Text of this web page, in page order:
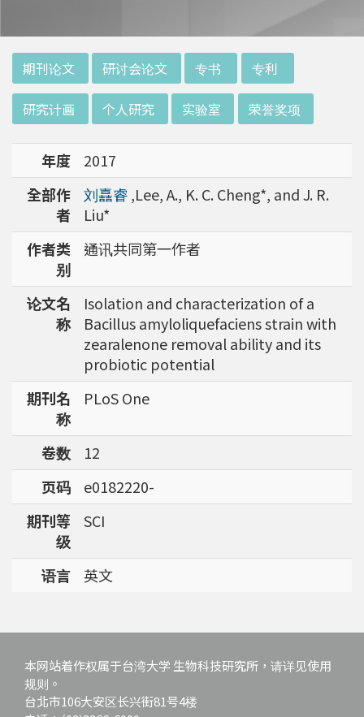
士班。其主要研究放射线及砷重金属对细胞和 D
NA 的伤害及细胞表型的改变。就读阳明大学博
士班时，选定研究长期暴露于低剂量辐射钢筋下
对人体的影响，并比较其他国家高剂量暴露下的
不同影响。在美国国家卫生研究院从事博士后研
究时，开始了以微阵列技术探讨致癌物质，如重
金属以及辐射线等对肿瘤细胞的影响，同时有效
率分析以及整合生物芯片所产出之大数据。蔡老
师于1996年回到台湾大学任教后，继续以生物
芯片搭配生物资讯等为工具，开发专一性生物指
标，应用于精准农业以及侦测癌细胞转移或复发
等在精准医疗上的应用。同时，蔡老师运用次世
代定序了解台湾乳癌病患中基因体中的变异以及
演化，试图了解癌症复发机制。同时透过次世代
定序解出台湾帝雉全基因体资讯。这样的讯息是
只能从基因组分析而无法从生态调查得知，在在
强调了解台湾特有物种基因资讯的重要性。
期刊论文 研讨会论文 专书 专利
研究计画 个人研究 实验室 荣誉奖项
年度
2017
全部作
者
刘嚞睿,Lee, A., K. C. Cheng*, and J. R.
Liu*
作者类
别
通讯共同第一作者
论文名
称
Isolation and characterization of a
Bacillus amyloliquefaciens strain with
zearalenone removal ability and its
probiotic potential
期刊名
称
PLoS One
卷数
12
页码
e0182220-
期刊等
级
SCI
语言 英文
本网站着作权属于台湾大学 生物科技研究所，请详见使用
规则。
台北市106大安区长兴街81号4楼